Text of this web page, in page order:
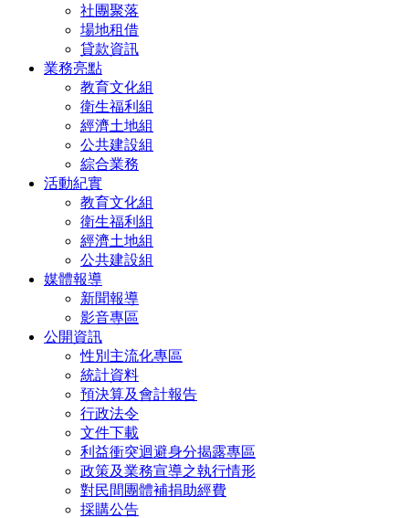
社團聚落
場地租借
貸款資訊
業務亮點
教育文化組
衛生福利組
經濟土地組
公共建設組
綜合業務
活動紀實
教育文化組
衛生福利組
經濟土地組
公共建設組
媒體報導
新聞報導
影音專區
公開資訊
性別主流化專區
統計資料
預決算及會計報告
行政法令
文件下載
利益衝突迴避身分揭露專區
政策及業務宣導之執行情形
對民間團體補捐助經費
採購公告